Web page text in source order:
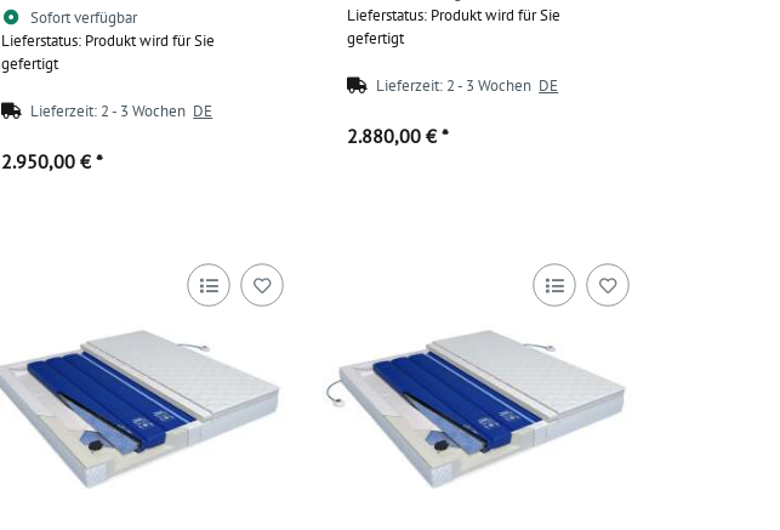
Sofort verfügbar
Lieferstatus: Produkt wird für Sie
gefertigt
Lieferzeit: 2 - 3 Wochen DE
2.950,00 € *
Lieferstatus: Produkt wird für Sie
gefertigt
Lieferzeit: 2 - 3 Wochen DE
2.880,00 € *